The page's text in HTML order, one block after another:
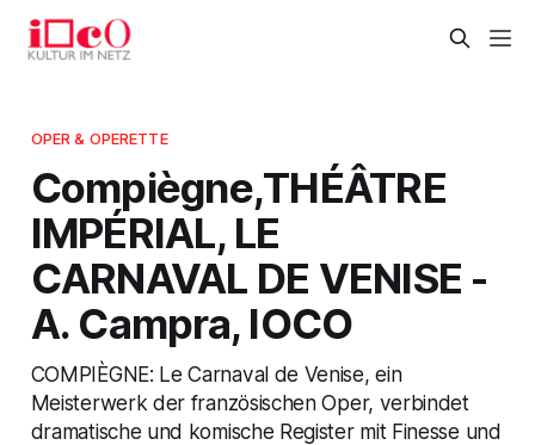
OPER & OPERETTE
Compiègne,THÉÂTRE
IMPÉRIAL, LE
CARNAVAL DE VENISE -
A. Campra, IOCO
COMPIÈGNE: Le Carnaval de Venise, ein
Meisterwerk der französischen Oper, verbindet
dramatische und komische Register mit Finesse und